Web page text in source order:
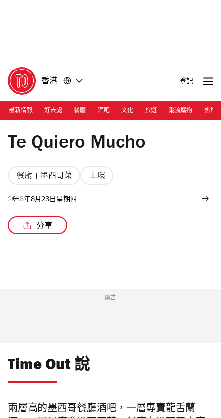
香港 登記
最新情報 好去處 餐廳 酒吧 文化 旅遊 潮流購物 影片
Photograph: Courtesy Te Quiero Mucho
Te Quiero Mucho
餐廳 | 墨西哥菜 上環
2018年8月23日星期四
分享
廣告
Time Out 說
兩層高的墨西哥餐廳酒吧，一層專賣龍舌蘭